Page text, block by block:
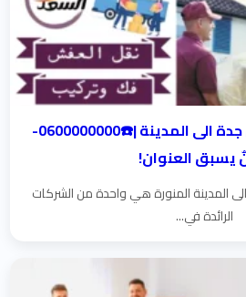
شركة نقل عفش من جدة الى المدينة |☎️0600000000-
يسبق العنوان!
المنورة هي واحدة من الشركات
الرائدة في...